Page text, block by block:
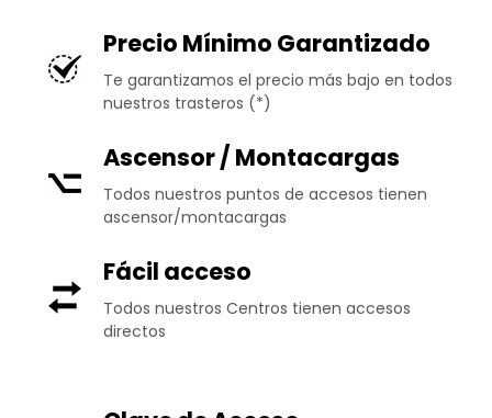
Precio Mínimo Garantizado
Te garantizamos el precio más bajo en todos
nuestros trasteros (*)
Ascensor / Montacargas
Todos nuestros puntos de accesos tienen
ascensor/montacargas
Fácil acceso
Todos nuestros Centros tienen accesos
directos